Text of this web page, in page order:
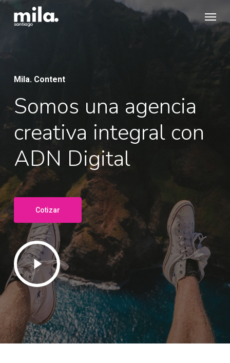
Mila. Content
Somos una agencia
creativa integral con
ADN Digital
Cotizar
Play
Video